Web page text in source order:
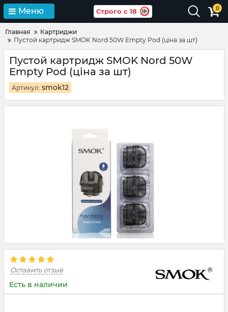
Меню Строго с 18 0
Главная
Картриджи
Пустой картридж SMOK Nord 50W Empty Pod (ціна за шт)
Пустой картридж SMOK Nord 50W
Empty Pod (ціна за шт)
Артикул: smok12
Оставить отзыв
Есть в наличии